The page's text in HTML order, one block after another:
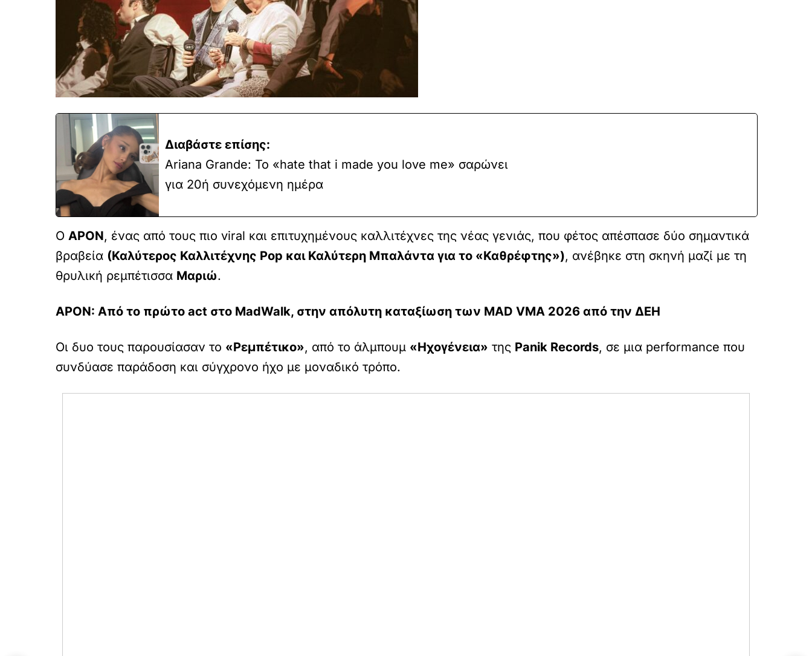
Διαβάστε επίσης:
Ariana Grande: Το «hate that i made you love me» σαρώνει
για 20ή συνεχόμενη ημέρα
Ο APON, ένας από τους πιο viral και επιτυχημένους καλλιτέχνες της νέας γενιάς, που φέτος απέσπασε δύο σημαντικά
βραβεία (Καλύτερος Καλλιτέχνης Pop και Καλύτερη Μπαλάντα για το «Καθρέφτης»), ανέβηκε στη σκηνή μαζί με τη
θρυλική ρεμπέτισσα Μαριώ.
APON: Από το πρώτο act στο MadWalk, στην απόλυτη καταξίωση των MAD VMA 2026 από την ΔΕΗ
Οι δυο τους παρουσίασαν το «Ρεμπέτικο», από το άλμπουμ «Ηχογένεια» της Panik Records, σε μια performance που
συνδύασε παράδοση και σύγχρονο ήχο με μοναδικό τρόπο.